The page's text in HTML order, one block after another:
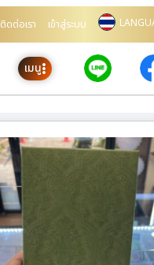
ติดต่อเรา เข้าสู่ระบบ
เมนู